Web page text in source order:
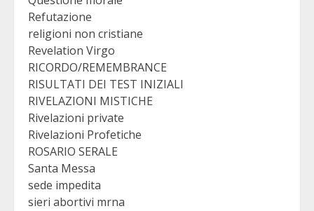
Refutazione
religioni non cristiane
Revelation Virgo
RICORDO/REMEMBRANCE
RISULTATI DEI TEST INIZIALI
RIVELAZIONI MISTICHE
Rivelazioni private
Rivelazioni Profetiche
ROSARIO SERALE
Santa Messa
sede impedita
sieri abortivi mrna